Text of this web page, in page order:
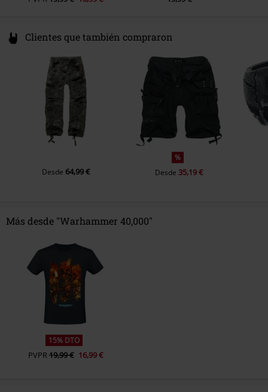
Clientes que también compraron
Desde 64,99 €
%
Desde35,19 €
Más desde "Warhammer 40,000"
15% DTO
PVPR19,99 € 16,99 €